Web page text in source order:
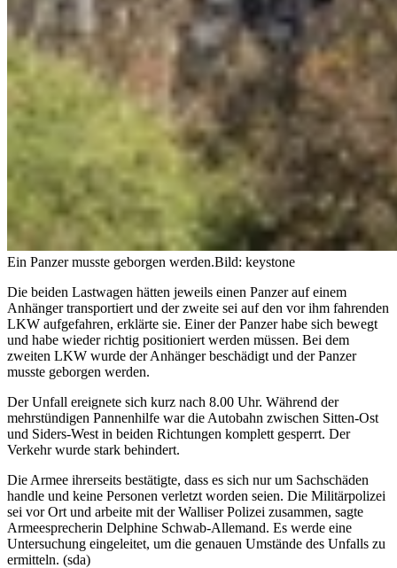
Ein Panzer musste geborgen werden.Bild: keystone
Die beiden Lastwagen hätten jeweils einen Panzer auf einem
Anhänger transportiert und der zweite sei auf den vor ihm fahrenden
LKW aufgefahren, erklärte sie. Einer der Panzer habe sich bewegt
und habe wieder richtig positioniert werden müssen. Bei dem
zweiten LKW wurde der Anhänger beschädigt und der Panzer
musste geborgen werden.
Der Unfall ereignete sich kurz nach 8.00 Uhr. Während der
mehrstündigen Pannenhilfe war die Autobahn zwischen Sitten-Ost
und Siders-West in beiden Richtungen komplett gesperrt. Der
Verkehr wurde stark behindert.
Die Armee ihrerseits bestätigte, dass es sich nur um Sachschäden
handle und keine Personen verletzt worden seien. Die Militärpolizei
sei vor Ort und arbeite mit der Walliser Polizei zusammen, sagte
Armeesprecherin Delphine Schwab-Allemand. Es werde eine
Untersuchung eingeleitet, um die genauen Umstände des Unfalls zu
ermitteln. (sda)